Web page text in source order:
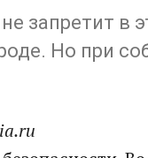
запретит в
Но при